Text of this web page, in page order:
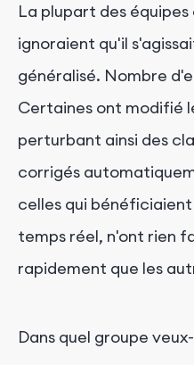
La plupart des
ignoraient qu'il
généralisé. Nombre
Certaines ont modifié
perturbant ainsi des
corrigés
celles qui
temps réel, n'ont rien
rapidement que les
Dans quel groupe